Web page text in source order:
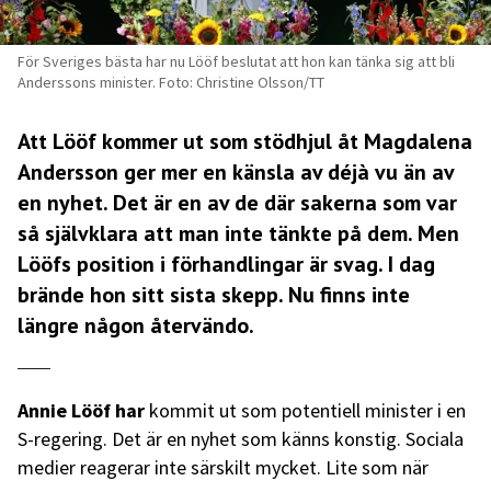
För Sveriges bästa har nu Lööf beslutat att hon kan tänka sig att bli
Anderssons minister. Foto: Christine Olsson/TT
Att Lööf kommer ut som stödhjul åt Magdalena
Andersson ger mer en känsla av déjà vu än av
en nyhet. Det är en av de där sakerna som var
så självklara att man inte tänkte på dem. Men
Lööfs position i förhandlingar är svag. I dag
brände hon sitt sista skepp. Nu finns inte
längre någon återvändo.
Annie Lööf har kommit ut som potentiell minister i en
S-regering. Det är en nyhet som känns konstig. Sociala
medier reagerar inte särskilt mycket. Lite som när